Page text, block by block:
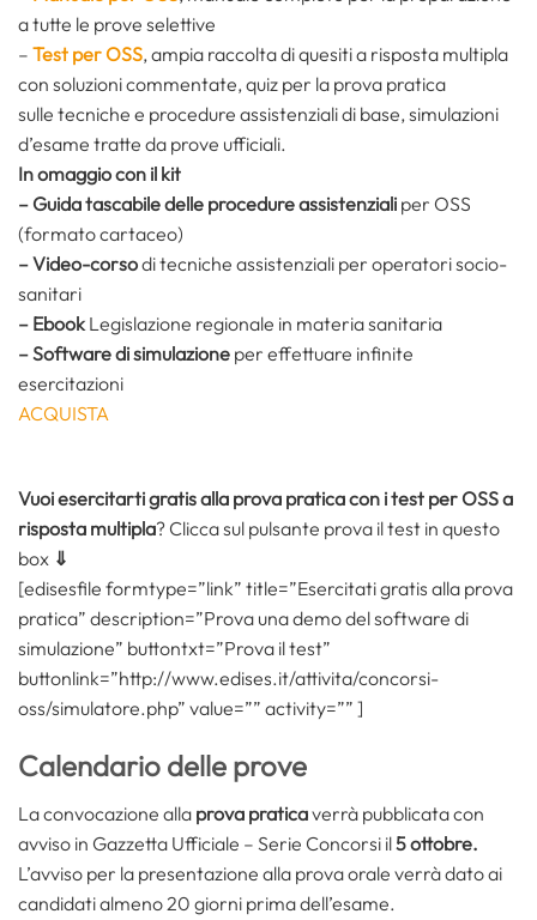
a tutte le prove selettive
– Test per OSS, ampia raccolta di quesiti a risposta multipla
con soluzioni commentate, quiz per la prova pratica
sulle tecniche e procedure assistenziali di base, simulazioni
d’esame tratte da prove ufficiali.
In omaggio con il kit
– Guida tascabile delle procedure assistenziali per OSS
(formato cartaceo)
– Video-corsodi tecniche assistenziali per operatori socio-
sanitari
– Ebook Legislazione regionale in materia sanitaria
– Software di simulazione per effettuare infinite
esercitazioni
ACQUISTA
Vuoi esercitarti gratis alla prova pratica con i test per OSS a
risposta multipla? Clicca sul pulsante prova il test in questo
box ⇓
[edisesfile formtype=”link” title=”Esercitati gratis alla prova
pratica” description=”Prova una demo del software di
simulazione” buttontxt=”Prova il test”
buttonlink=”http://www.edises.it/attivita/concorsi-
oss/simulatore.php” value=”” activity=”” ]
Calendario delle prove
La convocazione alla prova praticaverrà pubblicata con
avviso in Gazzetta Ufficiale – Serie Concorsi il5 ottobre.
L’avviso per la presentazione alla prova orale verrà dato ai
candidati almeno 20 giorni prima dell’esame.